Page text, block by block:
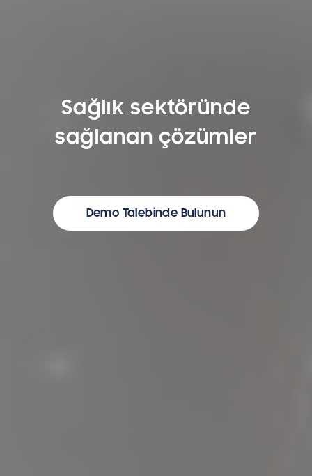
Sağlık sektöründe
sağlanan çözümler
Demo Talebinde Bulunun